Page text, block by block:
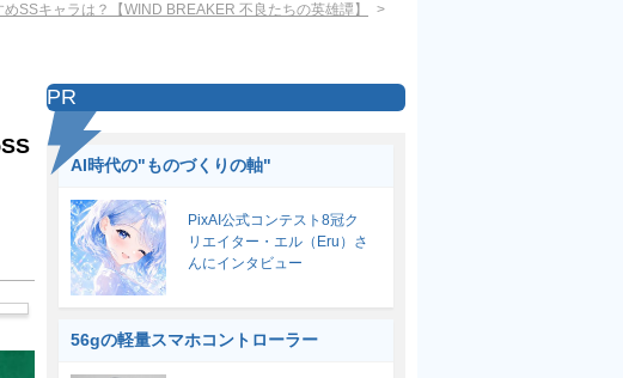
SSキャラは？【WIND BREAKER 不良たちの英雄譚】
PR
AI時代の"ものづくりの軸"
PixAI公式コンテスト8冠ク
リエイター・エル（Eru）さ
んにインタビュー
56gの軽量スマホコントローラー